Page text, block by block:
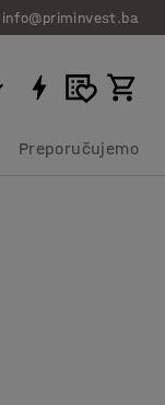
info@priminvest.ba
Preporučujemo